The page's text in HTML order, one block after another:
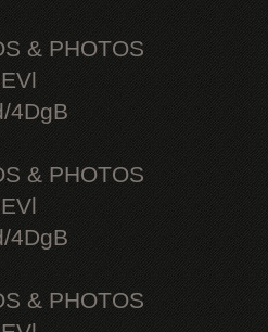
& PHOTOS
4DgB
& PHOTOS
4DgB
& PHOTOS